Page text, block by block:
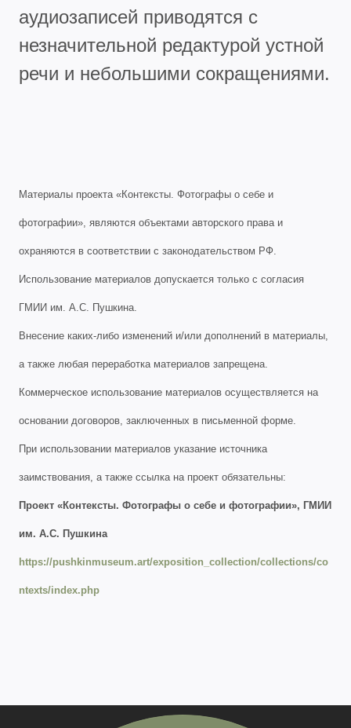
аудиозаписей приводятся с
незначительной редактурой устной
речи и небольшими сокращениями.
Материалы проекта «Контексты. Фотографы о себе и
фотографии», являются объектами авторского права и
охраняются в соответствии с законодательством РФ.
Использование материалов допускается только с согласия
ГМИИ им. А.С. Пушкина.
Внесение каких-либо изменений и/или дополнений в материалы,
а также любая переработка материалов запрещена.
Коммерческое использование материалов осуществляется на
основании договоров, заключенных в письменной форме.
При использовании материалов указание источника
заимствования, а также ссылка на проект обязательны:
Проект «Контексты. Фотографы о себе и фотографии», ГМИИ
им. А.С. Пушкина
https://pushkinmuseum.art/exposition_collection/collections/co
ntexts/index.php